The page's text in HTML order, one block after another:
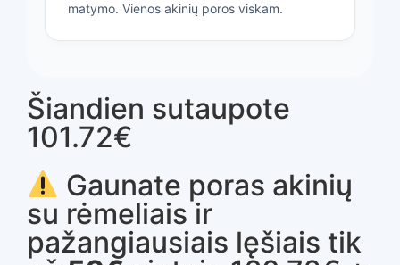
matymo. Vienos akinių poros viskam.
Šiandien sutaupote
101.72€
Gaunate poras akinių
su rėmeliais ir
pažangiausiais lęšiais tik